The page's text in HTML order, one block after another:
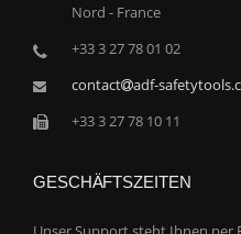
Nord - France
+33 3 27 78 01 02
contact
adf-
+33 3 27 78 10 11
GESCHÄFTSZEITEN